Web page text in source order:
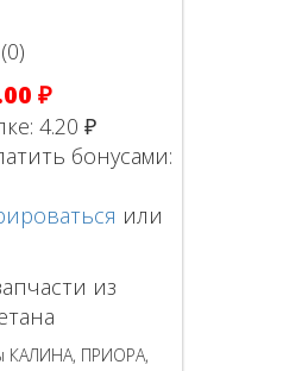
₽
4.20 ₽
бонусами:
или
из
КАЛИНА, ПРИОРА,